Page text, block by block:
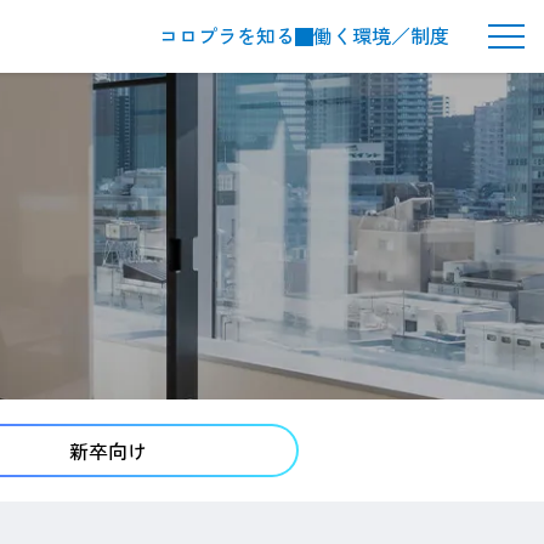
コロプラを知る 働く環境／制度
メ
ュ
ー
タ
ン
新卒向け